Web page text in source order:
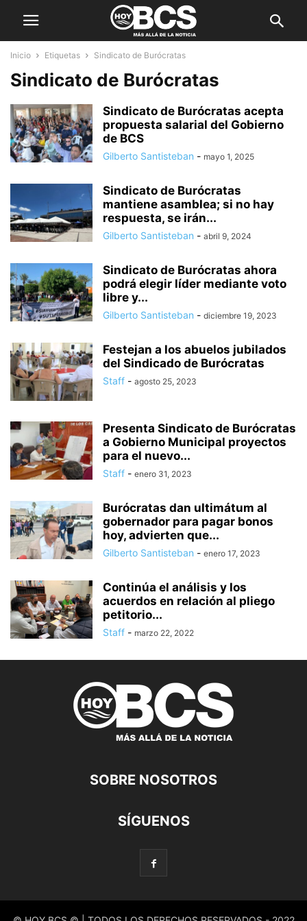
Inicio Etiquetas Sindicato de Burócratas
Sindicato de Burócratas
Sindicato de Burócratas acepta
propuesta salarial del Gobierno
de BCS
Gilberto Santisteban - mayo 1, 2025
Sindicato de Burócratas
mantiene asamblea; si no hay
respuesta, se irán...
Gilberto Santisteban - abril 9, 2024
Sindicato de Burócratas ahora
podrá elegir líder mediante voto
libre y...
Gilberto Santisteban - diciembre 19, 2023
Festejan a los abuelos jubilados
del Sindicado de Burócratas
Staff - agosto 25, 2023
Presenta Sindicato de Burócratas
a Gobierno Municipal proyectos
para el nuevo...
Staff - enero 31, 2023
Burócratas dan ultimátum al
gobernador para pagar bonos
hoy, advierten que...
Gilberto Santisteban - enero 17, 2023
Continúa el análisis y los
acuerdos en relación al pliego
petitorio...
Staff - marzo 22, 2022
SOBRE NOSOTROS
SÍGUENOS